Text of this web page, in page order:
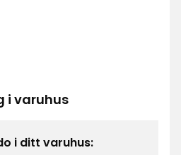
i varuhus
i ditt varuhus: